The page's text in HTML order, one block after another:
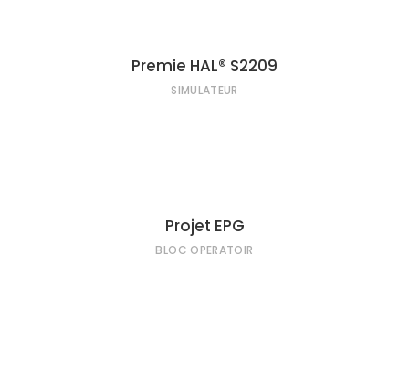
LIRE LA SUITE
Premie HAL® S2209
SIMULATEUR
LIRE LA SUITE
Projet EPG
BLOC OPERATOIR